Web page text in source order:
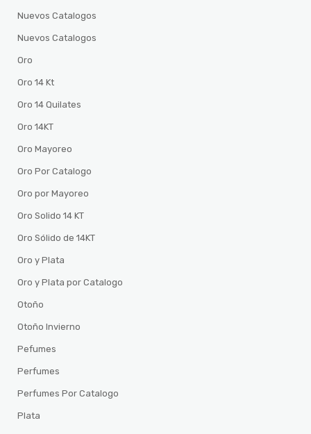
Nuevos Catalogos
Nuevos Catalogos
Oro
Oro 14 Kt
Oro 14 Quilates
Oro 14KT
Oro Mayoreo
Oro Por Catalogo
Oro por Mayoreo
Oro Solido 14 KT
Oro Sólido de 14KT
Oro y Plata
Oro y Plata por Catalogo
Otoño
Otoño Invierno
Pefumes
Perfumes
Perfumes Por Catalogo
Plata